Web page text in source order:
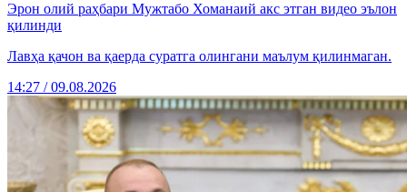
Эрон олий раҳбари Мужтабо Хоманаий акс этган видео эълон
қилинди
Лавҳа қачон ва қаерда суратга олингани маълум қилинмаган.
14:27 / 09.08.2026